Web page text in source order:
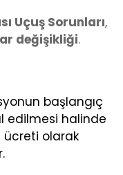
Uçuş Sorunları,
değişikliği.
başlangıç
edilmesi halinde
olarak